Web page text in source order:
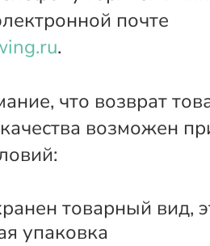
почте
.
что возврат
возможен
товарный вид,
упаковка